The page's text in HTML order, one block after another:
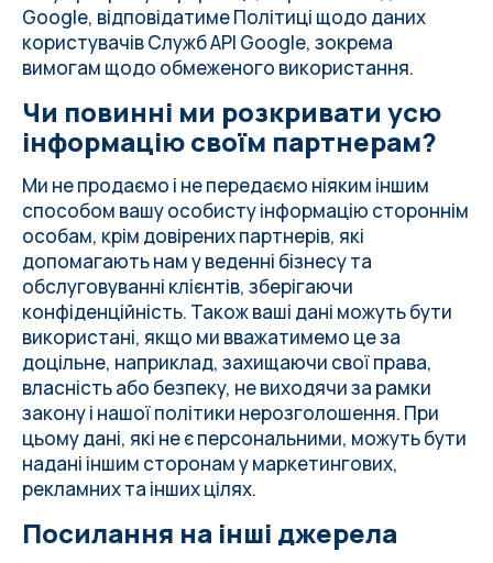
Google, відповідатимеПолітиці щодо даних
користувачів Служб API Google, зокрема
вимогам щодо обмеженого використання.
Чи повинні ми розкривати усю
інформацію своїм партнерам?
Ми не продаємо і не передаємо ніяким іншим
способом вашу особисту інформацію стороннім
особам, крім довірених партнерів, які
допомагають нам у веденні бізнесу та
обслуговуванні клієнтів, зберігаючи
конфіденційність. Також ваші дані можуть бути
використані, якщо ми вважатимемо це за
доцільне, наприклад, захищаючи свої права,
власність або безпеку, не виходячи за рамки
закону і нашої політики нерозголошення. При
цьому дані, які не є персональними, можуть бути
надані іншим сторонам у маркетингових,
рекламних та інших цілях.
Посилання на інші джерела